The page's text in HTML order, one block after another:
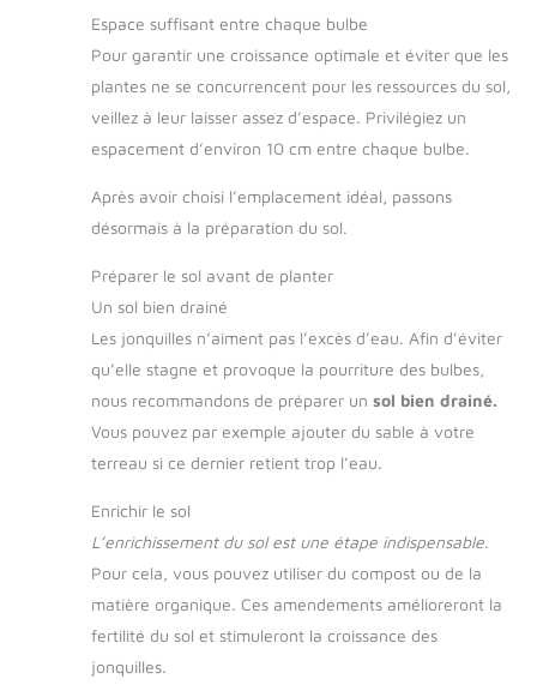
Espace suffisant entre chaque bulbe
Pour garantir une croissance optimale et éviter que les
plantes ne se concurrencent pour les ressources du sol,
veillez à leur laisser assez d’espace. Privilégiez un
espacement d’environ 10 cm entre chaque bulbe.
Après avoir choisi l’emplacement idéal, passons
désormais à la préparation du sol.
Préparer le sol avant de planter
Un sol bien drainé
Les jonquilles n’aiment pas l’excès d’eau. Afin d’éviter
qu’elle stagne et provoque la pourriture des bulbes,
nous recommandons de préparer un sol bien drainé.
Vous pouvez par exemple ajouter du sable à votre
terreau si ce dernier retient trop l’eau.
Enrichir le sol
L’enrichissement du sol est une étape indispensable.
Pour cela, vous pouvez utiliser du compost ou de la
matière organique. Ces amendements amélioreront la
fertilité du sol et stimuleront la croissance des
jonquilles.